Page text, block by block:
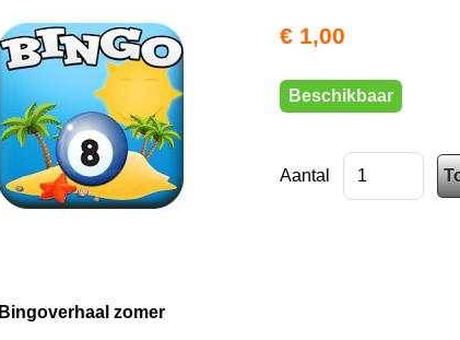
€ 1,00
Beschikbaar
Aantal
Bingoverhaal zomer